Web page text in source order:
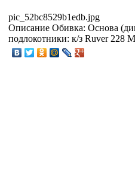
pic_52bc8529b1edb.jpg
Описание Обивка: Основа
подлокотники: к/з Ruver 228